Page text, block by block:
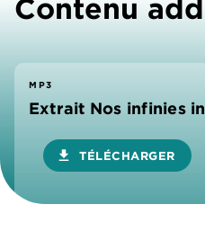
Contenu
MP3
Extrait Nos infinies
download TÉLÉCHARGER